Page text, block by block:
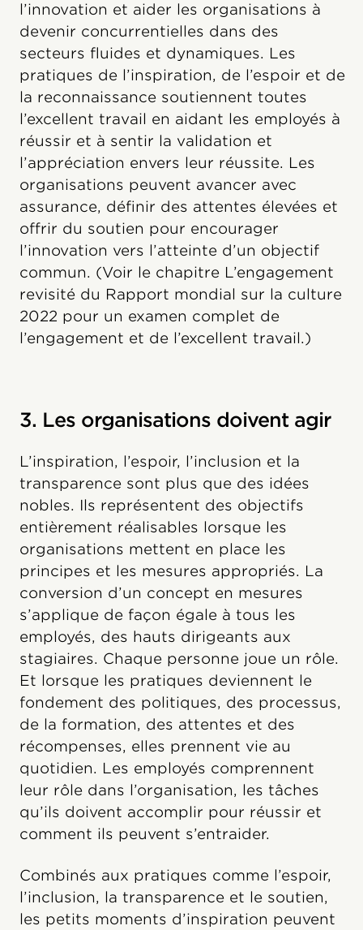
l’innovation et aider les organisations à
devenir concurrentielles dans des
secteurs fluides et dynamiques. Les
pratiques de l’inspiration, de l’espoir et de
la reconnaissance soutiennent toutes
l’excellent travail en aidant les employés à
réussir et à sentir la validation et
l’appréciation envers leur réussite. Les
organisations peuvent avancer avec
assurance, définir des attentes élevées et
offrir du soutien pour encourager
l’innovation vers l’atteinte d’un objectif
commun. (Voir le chapitre L’engagement
revisité du Rapport mondial sur la culture
2022 pour un examen complet de
l’engagement et de l’excellent travail.)
3. Les organisations doivent agir
L’inspiration, l’espoir, l’inclusion et la
transparence sont plus que des idées
nobles. Ils représentent des objectifs
entièrement réalisables lorsque les
organisations mettent en place les
principes et les mesures appropriés. La
conversion d’un concept en mesures
s’applique de façon égale à tous les
employés, des hauts dirigeants aux
stagiaires. Chaque personne joue un rôle.
Et lorsque les pratiques deviennent le
fondement des politiques, des processus,
de la formation, des attentes et des
récompenses, elles prennent vie au
quotidien. Les employés comprennent
leur rôle dans l’organisation, les tâches
qu’ils doivent accomplir pour réussir et
comment ils peuvent s’entraider.
Combinés aux pratiques comme l’espoir,
l’inclusion, la transparence et le soutien,
les petits moments d’inspiration peuvent